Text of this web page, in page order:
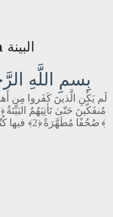
98 : Al-Baiyina البينة
بِسمِ اللَّهِ
لَم يَكُنِ الَّذينَ كَفَروا مِن
مُنفَكّينَ حَتّىٰ تَأتِيَهُمُ البَيِّنَةُ﴿1﴾
صُحُفًا مُطَهَّرَةً﴿2﴾ فيها ﴿3﴾